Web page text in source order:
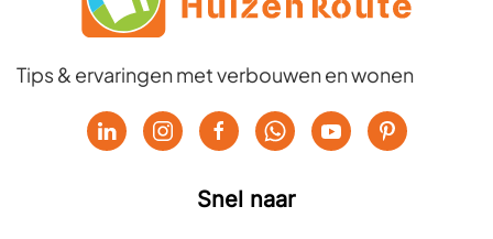
Tips & ervaringen met verbouwen en wonen
Snel naar